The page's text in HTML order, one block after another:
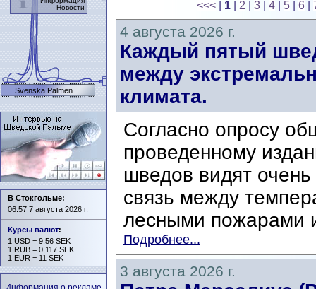
<<<
1 2 3 4 5 6
4 августа 2026 г.
Каждый пятый
между
климата.
Согласно опросу
проведенному
шведов видят
связь между
лесными пожарами
Подробнее...
3 августа 2026 г.
Новости
Svenska Palmen
В Стокгольме:
06:57 7 августа 2026 г.
Курсы валют:
1 USD = 9,56 SEK
1 RUB = 0,117 SEK
1 EUR = 11 SEK